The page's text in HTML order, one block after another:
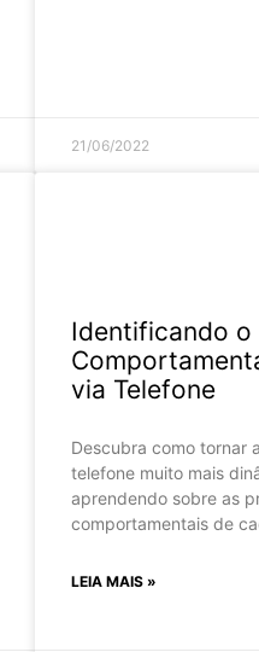
21/06/2022
Identificando o
via Telefone
Descubra como tornar
telefone muito mais
aprendendo sobre as
comportamentais de
LEIA MAIS »